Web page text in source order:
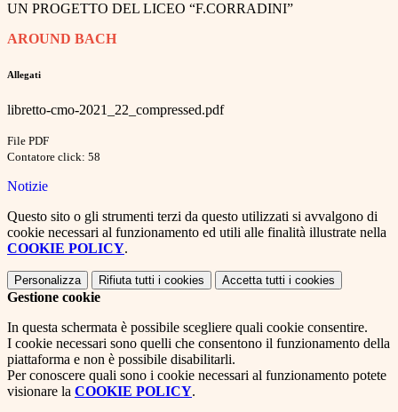
UN PROGETTO DEL LICEO “F.CORRADINI”
AROUND BACH
Allegati
libretto-cmo-2021_22_compressed.pdf
File PDF
Contatore click: 58
Notizie
Questo sito o gli strumenti terzi da questo utilizzati si avvalgono di
cookie necessari al funzionamento ed utili alle finalità illustrate nella
COOKIE POLICY.
Personalizza Rifiuta tutti i cookies Accetta tutti i cookies
Gestione cookie
In questa schermata è possibile scegliere quali cookie consentire.
I cookie necessari sono quelli che consentono il funzionamento della
piattaforma e non è possibile disabilitarli.
Per conoscere quali sono i cookie necessari al funzionamento potete
visionare la COOKIE POLICY.